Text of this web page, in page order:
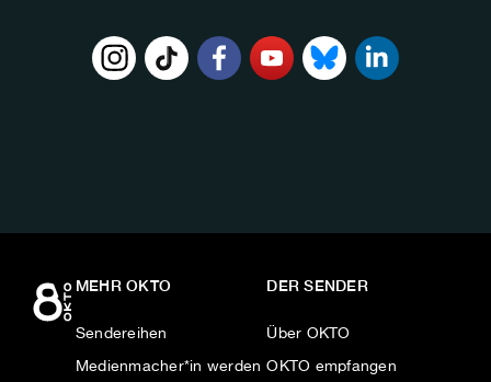
MEHR OKTO
Sendereihen
Medienmacher*in werden
DER SENDER
Über OKTO
OKTO empfangen